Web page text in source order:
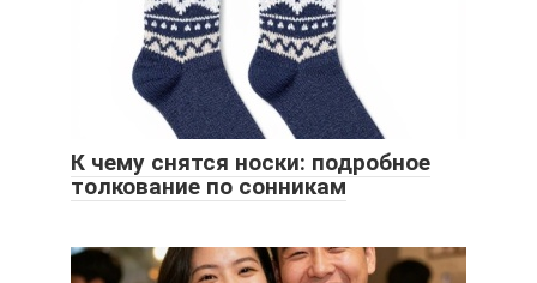
К чему снятся носки: подробное
толкование по сонникам